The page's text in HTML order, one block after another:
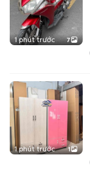
1 phút trước 7
1 phút trước 1